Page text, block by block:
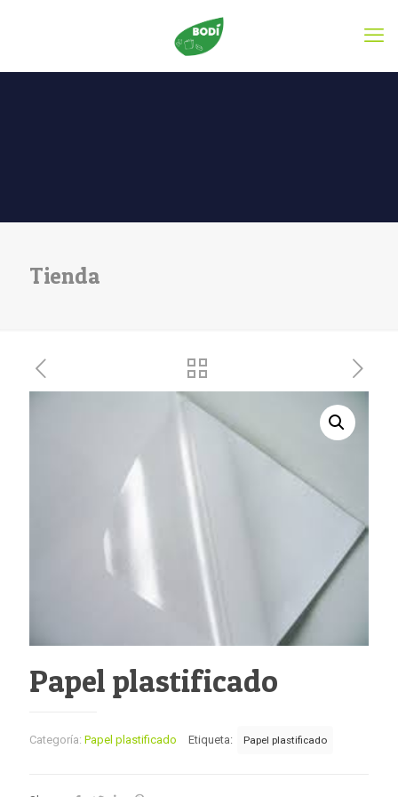
Tienda
Papel plastificado
Categoría: Papel plastificado Etiqueta: Papel plastificado